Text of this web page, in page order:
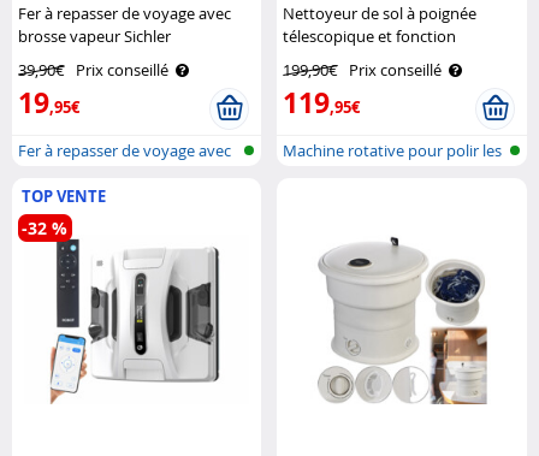
Fer à repasser de voyage avec
brosse vapeur Sichler
39,90€ Prix conseillé
19,95€
Fer à repasser de voyage avec
Nettoyeur de sol à poignée
télescopique et fonction
pulvérisation FPM-700 Sichler
Haushaltsgeräte
199,90€ Prix conseillé
119,95€
Machine rotative pour polir les
TOP VENTE
-32 %